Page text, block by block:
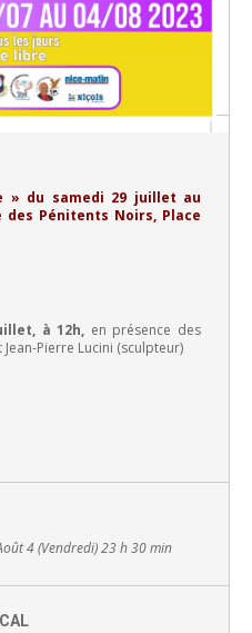
» du samedi 29 juillet au
Pénitents Noirs, Place
à 12h, en présence des
Pierre Lucini (sculpteur)
4 (Vendredi) 23 h 30 min